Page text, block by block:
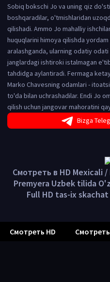
Sobiq bokschi Jo va uning qiz
boshqaradilar, o'tmishlaridan
qilishadi. Ammo Jo mahalliy
huquqlarini himoya qilishda
aralashganda, ularning odatiy
janglardagi ishtiroki istalmagan
tahdidga aylantiradi. Fermaga
Marko Chavesning odamlari -
to'da bilan uchrashadilar. Endi Jo
qilish uchun jangovar mahoratini
Bizga
Смотреть в HD Mexicali
Premyera Uzbek tilida
Full HD tas-ix
Смотреть HD